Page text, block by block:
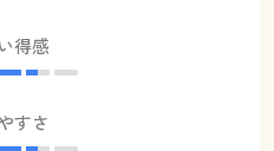
得感
すさ